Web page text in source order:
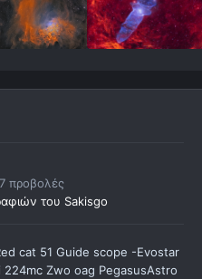
προβολές
του Sakisgo
cat 51 Guide scope -Evostar
Zwo oag PegasusAstro